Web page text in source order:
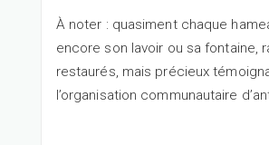
À noter : quasiment chaque
encore son lavoir ou sa fontaine,
restaurés, mais précieux
l’organisation communautaire